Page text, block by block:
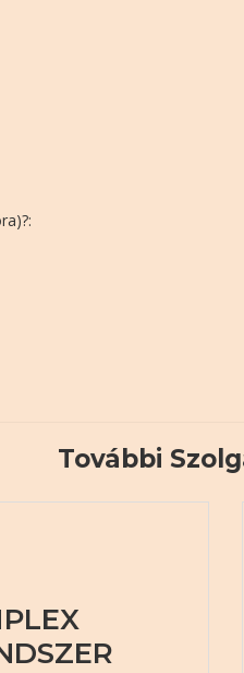
További